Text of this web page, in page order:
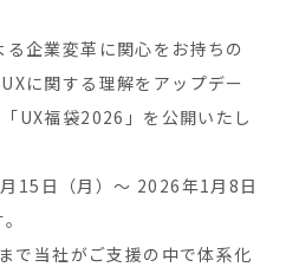
企業変革に関心をお持ちの
に関する理解をアップデー
UX福袋2026」を公開いたし
15日（月）〜 2026年1月8日
で当社がご支援の中で体系化